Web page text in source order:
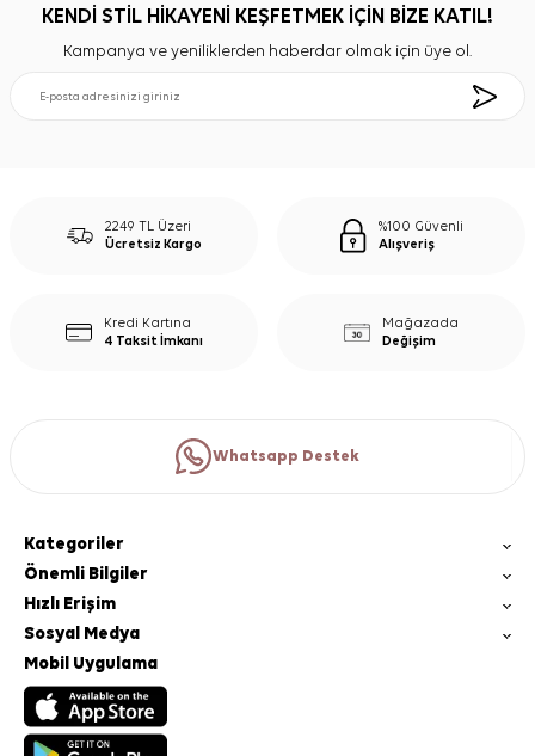
KENDİ STİL HİKAYENİ KEŞFETMEK İÇİN BİZE KATIL!
Kampanya ve yeniliklerden haberdar olmak için üye ol.
2249 TL Üzeri
Ücretsiz Kargo
%100 Güvenli
Alışveriş
Kredi Kartına
4 Taksit İmkanı
Mağazada
Değişim
Whatsapp Destek
Kategoriler
Önemli Bilgiler
Hızlı Erişim
Sosyal Medya
Mobil Uygulama